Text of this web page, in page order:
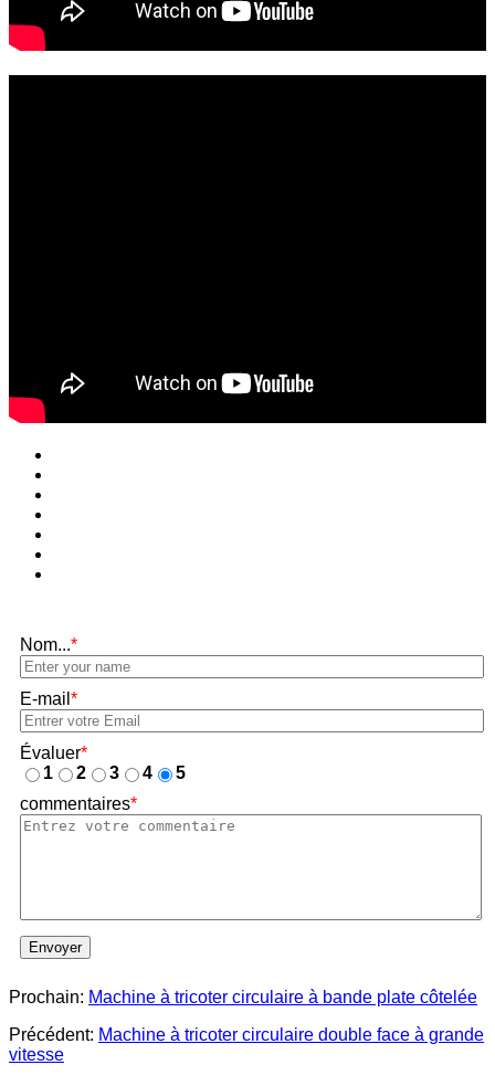
Nom...*
E-mail *
Évaluer*
1
2 3 4
5
commentaires*
Envoyer
Prochain: Machine à tricoter circulaire à bande plate côtelée
Précédent: Machine à tricoter circulaire double face à grande
vitesse